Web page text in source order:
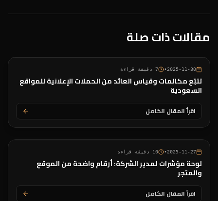
مقالات ذات صلة
2025-11-30
•
7 دقيقة قراءة
تتبّع مكالمات وقياس العائد من الحملات الإعلانية للمواقع
السعودية
اقرأ المقال الكامل
2025-11-27
•
10 دقيقة قراءة
لوحة مؤشرات لمدير الشركة: أرقام واضحة من الموقع
والمتجر
اقرأ المقال الكامل